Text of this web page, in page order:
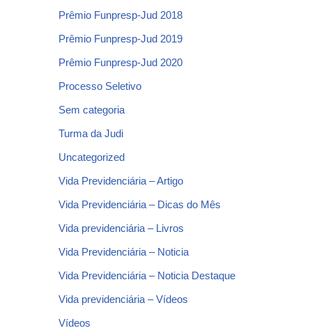
Prêmio Funpresp-Jud 2018
Prêmio Funpresp-Jud 2019
Prêmio Funpresp-Jud 2020
Processo Seletivo
Sem categoria
Turma da Judi
Uncategorized
Vida Previdenciária – Artigo
Vida Previdenciária – Dicas do Mês
Vida previdenciária – Livros
Vida Previdenciária – Noticia
Vida Previdenciária – Noticia Destaque
Vida previdenciária – Vídeos
Vídeos